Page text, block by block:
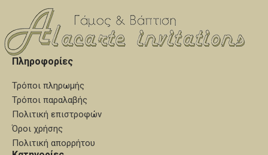
Πληροφορίες
Τρόποι πληρωμής
Τρόποι παραλαβής
Πολιτική επιστροφών
Όροι χρήσης
Πολιτική απορρήτου